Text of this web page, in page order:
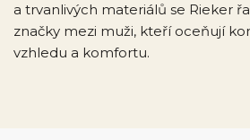
a trvanlivých materiálů se Rieker
značky mezi muži, kteří oceňují
vzhledu a komfortu.